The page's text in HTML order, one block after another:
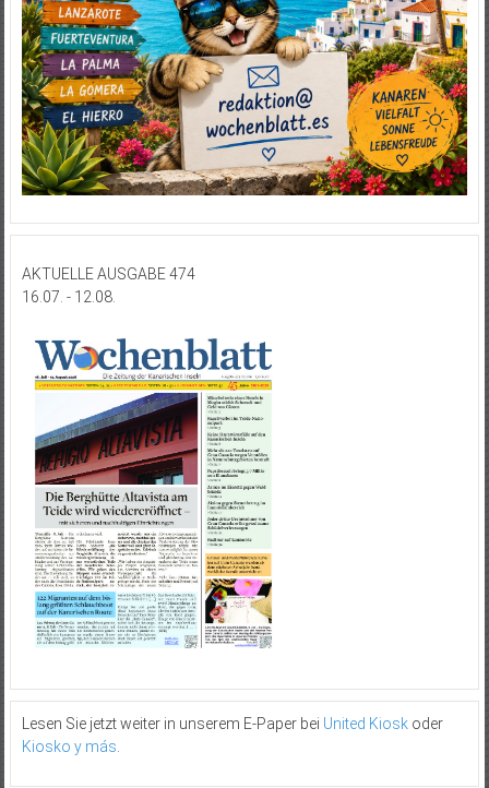
AKTUELLE AUSGABE 474
16.07. - 12.08.
Lesen Sie jetzt weiter in unserem E-Paper bei United Kioskoder
Kiosko y más